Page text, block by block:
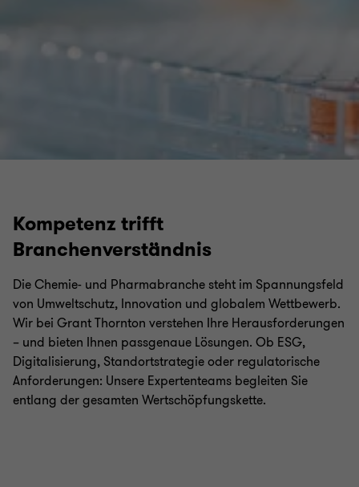
Kompetenz trifft
Branchenverständnis
Die Chemie- und Pharmabranche steht im Spannungsfeld
von Umweltschutz, Innovation und globalem Wettbewerb.
Wir bei Grant Thornton verstehen Ihre Herausforderungen
– und bieten Ihnen passgenaue Lösungen. Ob ESG,
Digitalisierung, Standortstrategie oder regulatorische
Anforderungen: Unsere Expertenteams begleiten Sie
entlang der gesamten Wertschöpfungskette.